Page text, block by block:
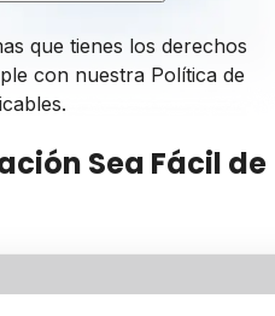
que tienes los derechos
con nuestra Política de
Sea Fácil de